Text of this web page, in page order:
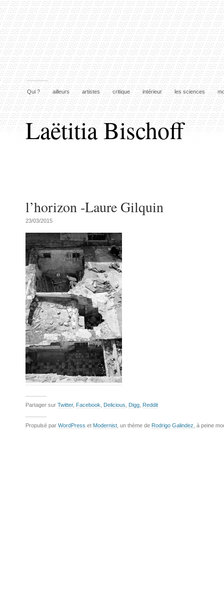
Qui ? ailleurs artistes critique intérieur les sciences
Laëtitia Bischoff
l’horizon -Laure Gilquin
23/03/2015
Partager sur Twitter, Facebook Delicious Digg Reddit
Propulsé par WordPress et Modernist , un thème de Rodrigo Galindez , à peine